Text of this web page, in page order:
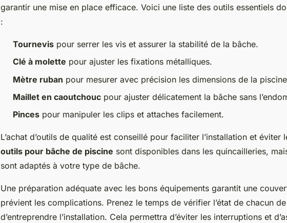
garantir une mise en place efficace. Voici une liste des outils essentiels
:
Tournevis pour serrer les vis et assurer la stabilité de la bâche.
Clé à molette pour ajuster les fixations métalliques.
Mètre ruban pour mesurer avec précision les dimensions de la
Maillet en caoutchouc pour ajuster délicatement la bâche sans
Pinces pour manipuler les clips et attaches facilement.
L’achat d’outils de qualité est conseillé pour faciliter l’installation et éviter
outils pour bâche de piscine sont disponibles dans les quincailleries,
sont adaptés à votre type de bâche.
Une préparation adéquate avec les bons équipements garantit une
prévient les complications. Prenez le temps de vérifier l’état de chacun
d’entreprendre l’installation. Cela permettra d’éviter les interruptions et